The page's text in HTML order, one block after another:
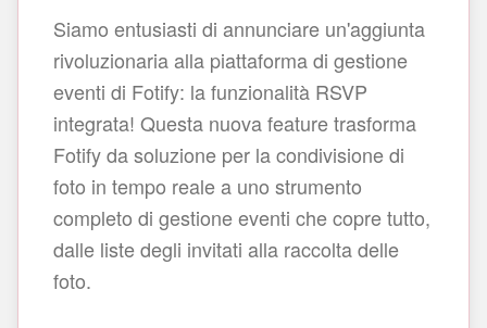
Siamo entusiasti di annunciare un'aggiunta
rivoluzionaria alla piattaforma di gestione
eventi di Fotify: la funzionalità RSVP
integrata! Questa nuova feature trasforma
Fotify da soluzione per la condivisione di
foto in tempo reale a uno strumento
completo di gestione eventi che copre tutto,
dalle liste degli invitati alla raccolta delle
foto.